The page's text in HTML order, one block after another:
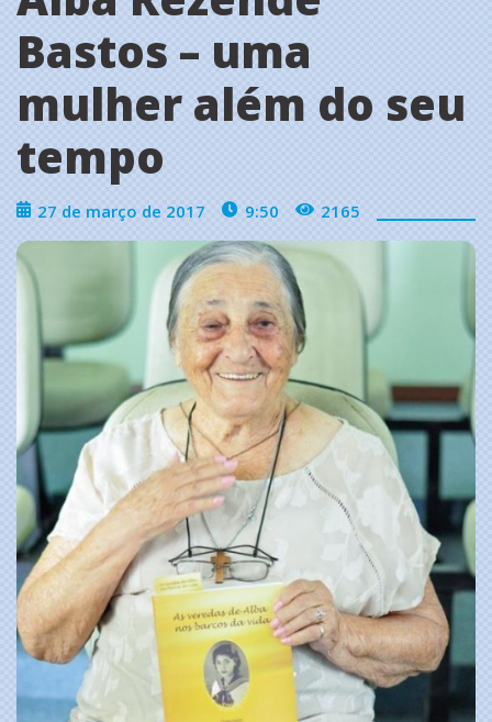
Bastos – uma
mulher além do seu
tempo
27 de março de 2017 9:50 2165